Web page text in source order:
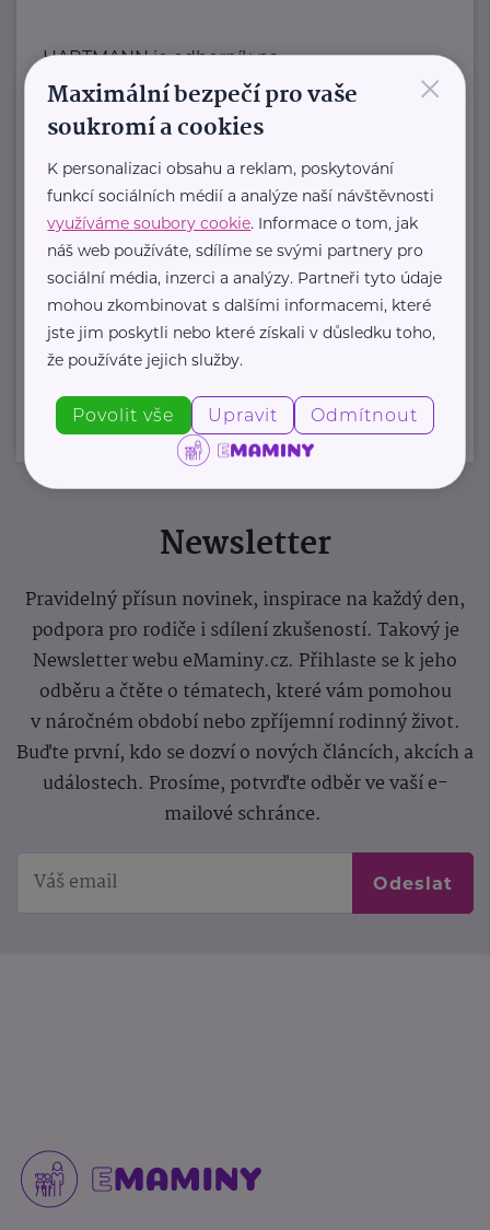
HARTMANN je odborník na
zdravotnické pomůcky a hygienická
řešení s dlouholetou tradicí.
https://hartmanndirect.com/cs-cz
+420 800 100 150
info@hartmanndirect.cz
Zobrazit přehled společností
Newsletter
Pravidelný přísun novinek, inspirace na každý den,
podpora pro rodiče i sdílení zkušeností. Takový je
Newsletter webu eMaminy.cz. Přihlaste se k jeho
odběru a čtěte o tématech, které vám pomohou
v náročném období nebo zpříjemní rodinný život.
Buďte první, kdo se dozví o nových článcích, akcích a
událostech. Prosíme, potvrďte odběr ve vaší e-
mailové schránce.
Odeslat
×
Maximální bezpečí pro vaše
soukromí a cookies
K personalizaci obsahu a reklam, poskytování
funkcí sociálních médií a analýze naší návštěvnosti
využíváme soubory cookie. Informace o tom, jak
náš web používáte, sdílíme se svými partnery pro
sociální média, inzerci a analýzy. Partneři tyto údaje
mohou zkombinovat s dalšími informacemi, které
jste jim poskytli nebo které získali v důsledku toho,
že používáte jejich služby.
Povolit vše Upravit Odmítnout